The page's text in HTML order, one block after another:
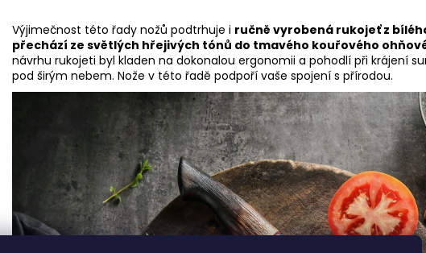
Výjimečnost této řady nožů podtrhuje i ručně vyrobená rukojeť z
přechází ze světlých hřejivých tónů do tmavého kouřového
návrhu rukojeti byl kladen na dokonalou ergonomii a pohodlí při krájení
pod širým nebem. Nože v této řadě podpoří vaše spojení s přírodou.